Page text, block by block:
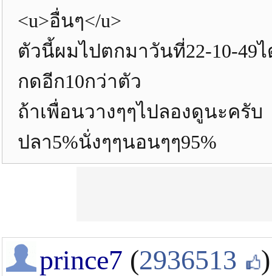
<u>อื่นๆ</u>
ตัวนี้ผมไปตกมาวันที่22-10-49
กดอีก10กว่าตัว
ถ้าเพื่อนวางๆๆไปลองดูนะครั
ปลา5%นั่งๆๆนอนๆๆ95%
prince7 (2936513 )